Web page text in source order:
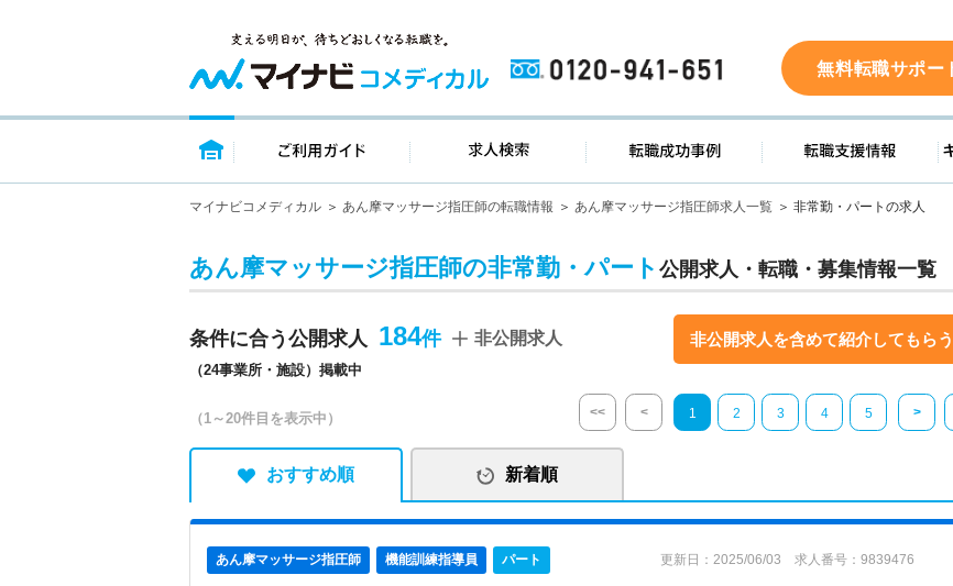
0120-941-651 無料転職サポー
トップページ ご利用ガイド 求人検索 転職成功事例
マイナビコメディカル あん摩マッサージ指圧師の転職情報 あん摩マッサージ指圧師求人一覧 非常勤・パートの求人
あん摩マッサージ指圧師の非常勤・パート 公開求人・転職・募集情報一覧
条件に合う公開求人 184
（24事業所・施設）掲載中
非公開求人 非公開求人を含めて紹介してもらう
（1～20件目を表示中） << < 1 2 3 4 5 >
おすすめ順 新着順
あん摩マッサージ指圧師 機能訓練指導員 パート 更新日：2025/06/03 求人番号：9839476